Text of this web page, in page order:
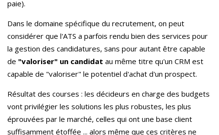
paie).
Dans le domaine spécifique du recrutement, on peut
considérer que l'ATS a parfois rendu bien des services pour
la gestion des candidatures, sans pour autant être capable
de "valoriser" un candidat au même titre qu'un CRM est
capable de "valoriser" le potentiel d'achat d'un prospect.
Résultat des courses : les décideurs en charge des budgets
vont privilégier les solutions les plus robustes, les plus
éprouvées par le marché, celles qui ont une base client
suffisamment étoffée ... alors même que ces critères ne